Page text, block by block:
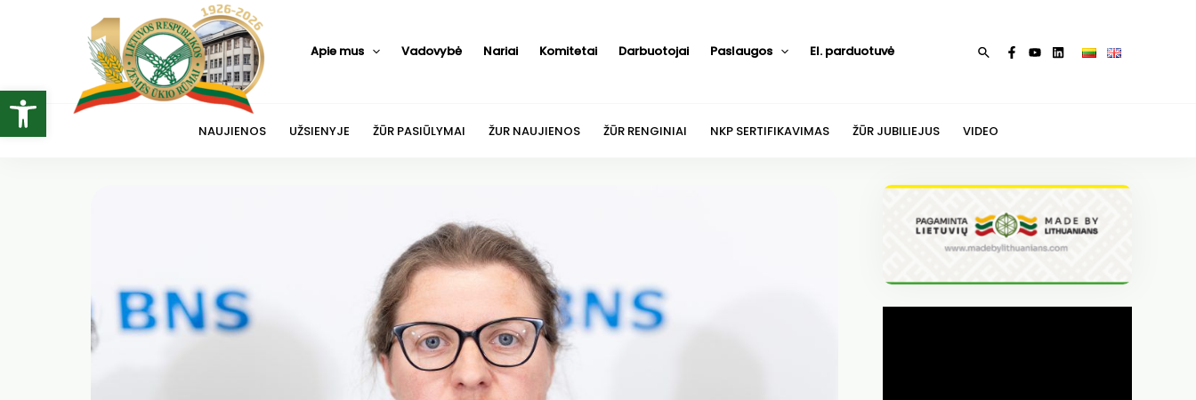
Open toolbar
Apie mus Vadovybė Nariai Komitetai Darbuotojai Paslaugos El. parduotuvė Paieška
NAUJIENOS UŽSIENYJE ŽŪR PASIŪLYMAI ŽUR NAUJIENOS ŽŪR RENGINIAI NKP SERTIFIKAVIMAS ŽŪR JUBILIEJUS VIDEO